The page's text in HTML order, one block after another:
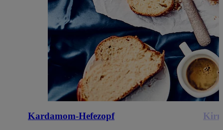
Kardamom-Hefezopf